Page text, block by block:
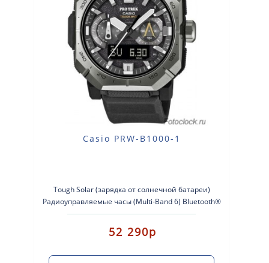
Casio PRW-B1000-1
Tough Solar (зарядка от солнечной батареи)
Радиоуправляемые часы (Multi-Band 6) Bluetooth®
(подключение к смартфону)..
52 290р